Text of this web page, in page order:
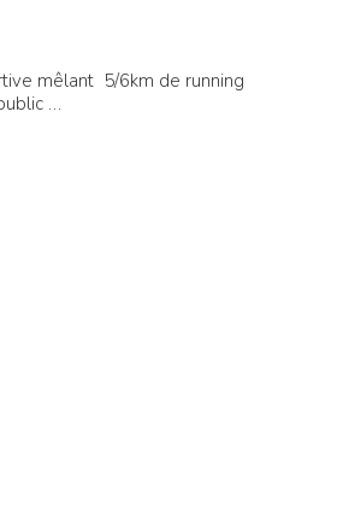
mêlant 5/6km de running
…